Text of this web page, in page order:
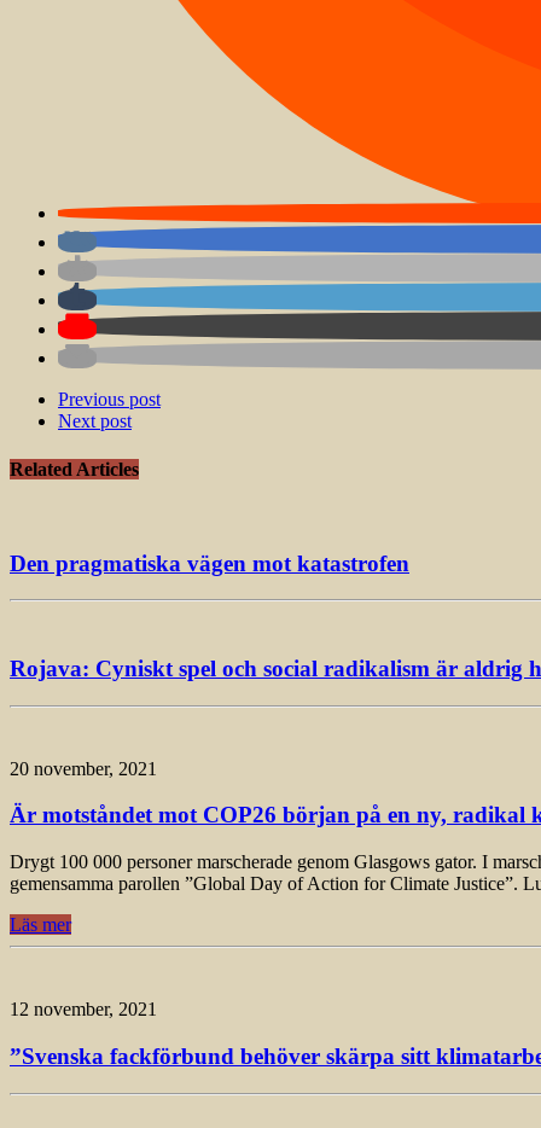
Previous post
Next post
Related Articles
Den pragmatiska vägen mot katastrofen
Rojava: Cyniskt spel och social radikalism är aldrig
20 november, 2021
Är motståndet mot COP26 början på en ny, radikal
Drygt 100 000 personer marscherade genom Glasgows gator. I
gemensamma parollen ”Global Day of Action for Climate Justice”.
Läs mer
12 november, 2021
”Svenska fackförbund behöver skärpa sitt